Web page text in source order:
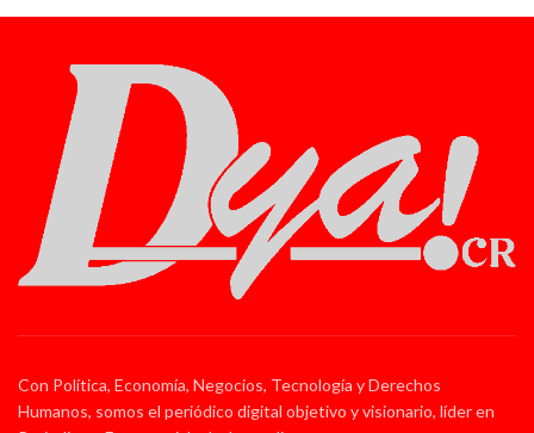
Con Política, Economía, Negocios, Tecnología y Derechos
Humanos, somos el periódico digital objetivo y visionario, líder en